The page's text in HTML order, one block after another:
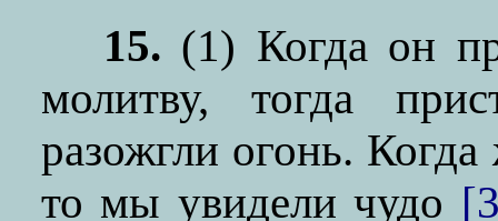
15. (1) Когда он
молитву, тогда
разожгли огонь.
то мы увидели чудо